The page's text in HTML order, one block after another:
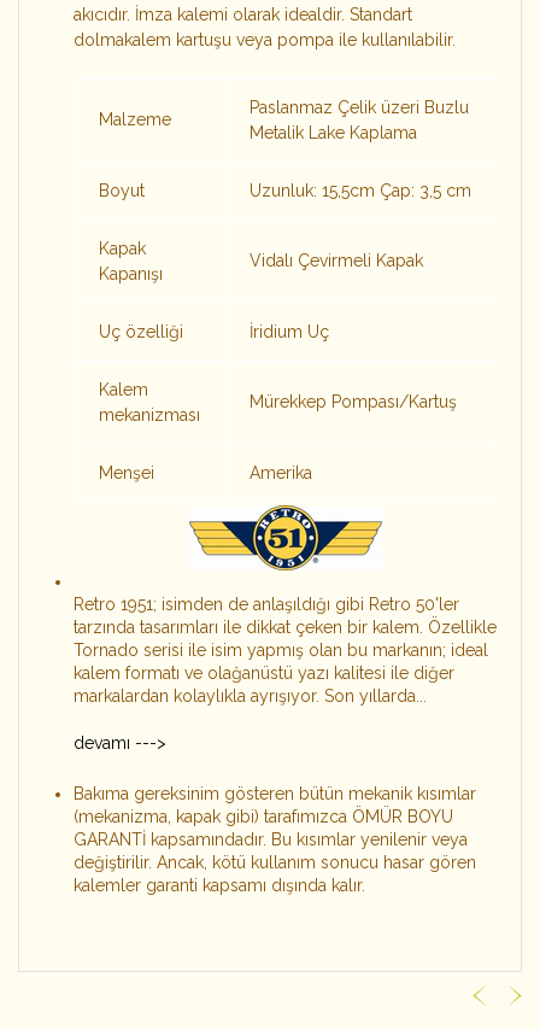
akıcıdır. İmza kalemi olarak idealdir. Standart
dolmakalem kartuşu veya pompa ile kullanılabilir.
Malzeme
Paslanmaz Çelik üzeri Buzlu
Metalik Lake Kaplama
Boyut Uzunluk: 15,5cm Çap: 3,5 cm
Kapak
Kapanışı
Vidalı Çevirmeli Kapak
Uç özelliği İridium Uç
Kalem
mekanizması
Mürekkep Pompası/Kartuş
Menşei Amerika
Retro 1951; isimden de anlaşıldığı gibi Retro 50'ler
tarzında tasarımları ile dikkat çeken bir kalem. Özellikle
Tornado serisi ile isim yapmış olan bu markanın; ideal
kalem formatı ve olağanüstü yazı kalitesi ile diğer
markalardan kolaylıkla ayrışıyor. Son yıllarda...
devamı --->
Bakıma gereksinim gösteren bütün mekanik kısımlar
(mekanizma, kapak gibi) tarafımızca ÖMÜR BOYU
GARANTİ kapsamındadır. Bu kısımlar yenilenir veya
değiştirilir. Ancak, kötü kullanım sonucu hasar gören
kalemler garanti kapsamı dışında kalır.